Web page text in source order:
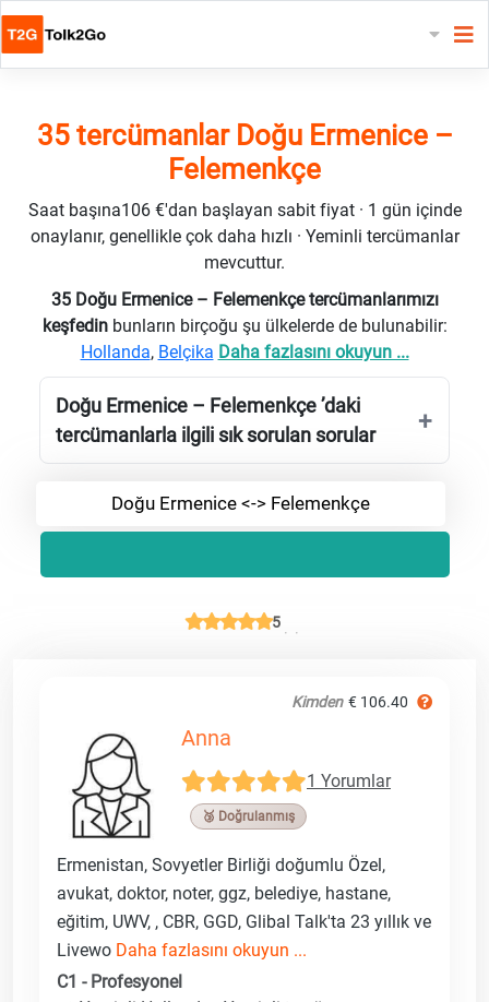
35 tercümanlar Doğu Ermenice –
Felemenkçe
Saat başına106 €'dan başlayan sabit fiyat · 1 gün içinde
onaylanır, genellikle çok daha hızlı · Yeminli tercümanlar
mevcuttur.
35 Doğu Ermenice – Felemenkçe tercümanlarımızı
keşfedin bunların birçoğu şu ülkelerde de bulunabilir:
Hollanda, Belçika Daha fazlasını okuyun ...
Doğu Ermenice – Felemenkçe ’daki
tercümanlarla ilgili sık sorulan sorular
Doğu Ermenice <-> Felemenkçe
5
Kimden € 106.40
Anna
1 Yorumlar
🥉 Doğrulanmış
Ermenistan, Sovyetler Birliği doğumlu Özel,
avukat, doktor, noter, ggz, belediye, hastane,
eğitim, UWV, , CBR, GGD, Glibal Talk'ta 23 yıllık ve
Livewo Daha fazlasını okuyun ...
C1 - Profesyonel